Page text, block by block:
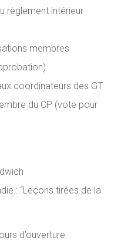
règlement intérieur
membres
coordinateurs des GT
du CP (vote pour
: “Leçons tirées de la
d’ouverture